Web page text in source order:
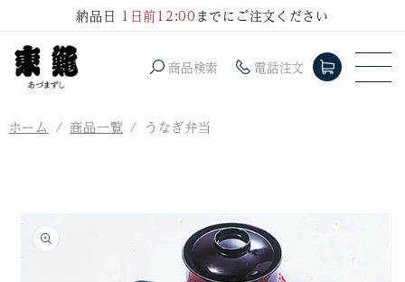
進む
納品日 1日前12:00までにご注文ください
商品検索 電話注文
ホーム 商品一覧 うなぎ弁当
報にス
キップ